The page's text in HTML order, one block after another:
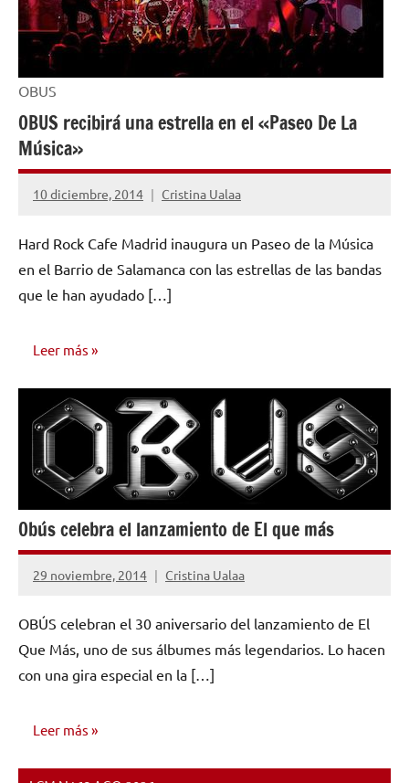
OBUS
OBUS recibirá una estrella en el «Paseo De La
Música»
10 diciembre, 2014 Cristina Ualaa
No
comentarios
Hard Rock Cafe Madrid inaugura un Paseo de la Música
en el Barrio de Salamanca con las estrellas de las bandas
que le han ayudado […]
Leer más
NOTICIAS
Obús celebra el lanzamiento de El que más
29 noviembre, 2014 Cristina Ualaa
No
comentarios
OBÚS celebran el 30 aniversario del lanzamiento de El
Que Más, uno de sus álbumes más legendarios. Lo hacen
con una gira especial en la […]
Leer más